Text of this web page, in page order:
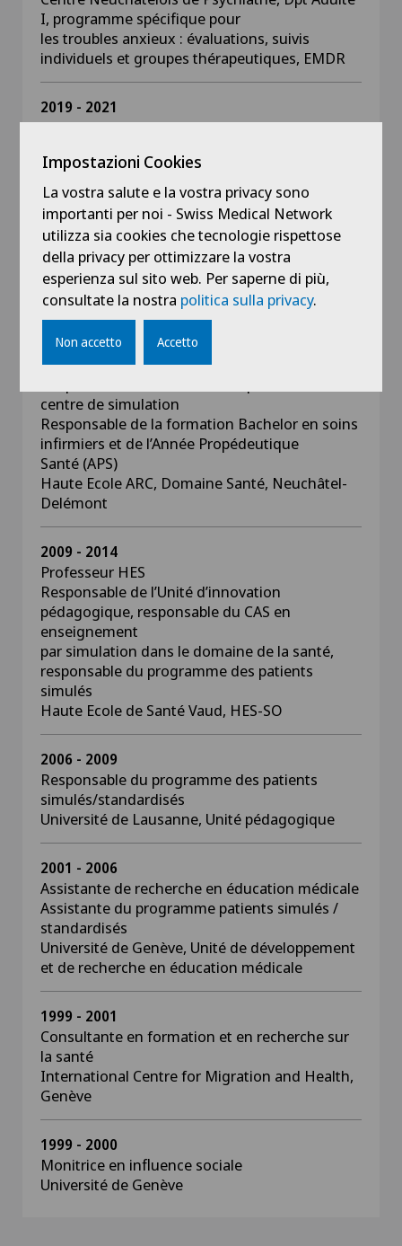
I, programme spécifique pour
les troubles anxieux : évaluations, suivis
individuels et groupes thérapeutiques, EMDR
2019 - 2021
Psychologue en formation de
Cabinet Jean-Christophe Berger, Neuchâtel
2018 - 2019
Psychologue en formation de
psychothérapeute sous délégation
Psyché - Centre de Psychothérapies, Neuchâtel
: suivis individuels, groupes thérapeutiques
2014 - 2016
Professeur HES
centre de simulation
Responsable de la formation Bachelor en soins
infirmiers et de l’Année Propédeutique
Santé (APS)
Haute Ecole ARC, Domaine Santé, Neuchâtel-
Delémont
2009 - 2014
Professeur HES
Responsable de l’Unité d’innovation
pédagogique, responsable du CAS en
enseignement
par simulation dans le domaine de la santé,
responsable du programme des patients
simulés
Haute Ecole de Santé Vaud, HES-SO
2006 - 2009
Responsable du programme des patients
simulés/standardisés
Université de Lausanne, Unité pédagogique
2001 - 2006
Assistante de recherche en éducation médicale
Assistante du programme patients simulés /
standardisés
Université de Genève, Unité de développement
et de recherche en éducation médicale
1999 - 2001
Consultante en formation et en recherche sur
la santé
International Centre for Migration and Health,
Genève
1999 - 2000
Monitrice en influence sociale
Université de Genève
Impostazioni Cookies
La vostra salute e la vostra privacy sono
importanti per noi - Swiss Medical Network
utilizza sia cookies che tecnologie rispettose
della privacy per ottimizzare la vostra
esperienza sul sito web. Per saperne di più,
consultate la nostra politica sulla privacy.
Non accetto Accetto